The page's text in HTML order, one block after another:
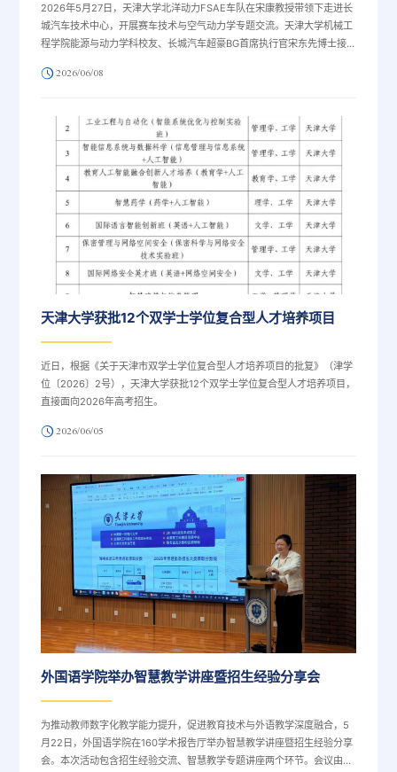
2026年5月27日，天津大学北洋动力FSAE车队在宋康教授带领下走进长
城汽车技术中心，开展赛车技术与空气动力学专题交流。天津大学机械工
程学院能源与动力学科校友、长城汽车超豪BG首席执行官宋东先博士接
和车队建设经验开展深入交流。此次活动得到了长城汽车的大力支持，既
友力量和民族企业共同助力高校新工科人才培养的生动案例。当日上午，
车队师生抵达长城汽车技...
2026/06/08
天津大学获批12个双学士学位复合型人才培养项目
近日，根据《关于天津市双学士学位复合型人才培养项目的批复》（津学
位〔2026〕2号），天津大学获批12个双学士学位复合型人才培养项目，
直接面向2026年高考招生。
2026/06/05
外国语学院举办智慧教学讲座暨招生经验分享会
为推动教师数字化教学能力提升，促进教育技术与外语教学深度融合，5
月22日，外国语学院在160学术报告厅举办智慧教学讲座暨招生经验分享
会。本次活动包含招生经验交流、智慧教学专题讲座两个环节。会议由外